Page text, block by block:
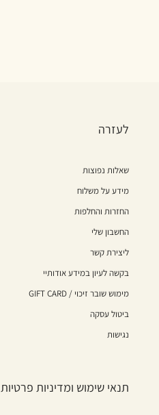
לעזרה
שאלות נפוצות
מידע על משלוח
החזרות והחלפות
החשבון שלי
ליצירת קשר
בקשה לעיון במידע אודותיי
מימוש שובר זיכוי / GIFT CARD
ביטול עסקה
נגישות
תנאי שימוש ומדיניות פרטיות